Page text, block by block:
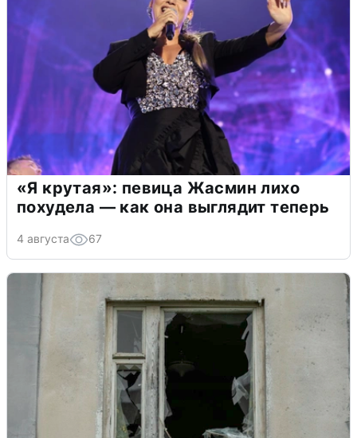
«Я крутая»: певица Жасмин лихо
похудела — как она выглядит теперь
4 августа 67